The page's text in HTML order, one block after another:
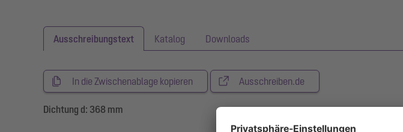
Ausschreibungstext Katalog Downloads
In die Zwischenablage kopieren Ausschreiben.de
Dichtung d: 368 mm